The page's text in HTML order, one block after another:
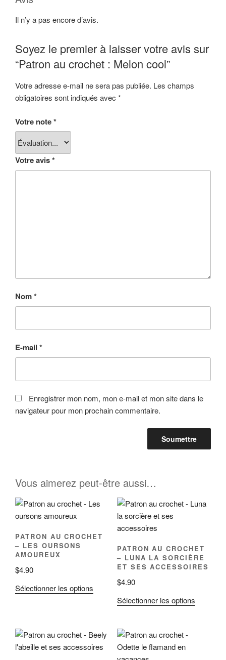
Il n’y a pas encore d’avis.
Soyez le premier à laisser votre avis sur
“Patron au crochet : Melon cool”
Votre adresse e-mail ne sera pas publiée. Les champs
obligatoires sont indiqués avec *
Votre note*
Votre avis*
Nom*
E-mail *
Enregistrer mon nom, mon e-mail et mon site dans le
navigateur pour mon prochain commentaire.
Vous aimerez peut-être aussi…
PATRON AU CROCHET
– LES OURSONS
AMOUREUX
$4.90
Sélectionner les options
PATRON AU CROCHET
– LUNA LA SORCIÈRE
ET SES ACCESSOIRES
$4.90
Sélectionner les options